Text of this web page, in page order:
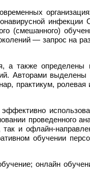
инфекции
(смешанного)
— запрос на
а также
Авторами
практикум, ролевая
проведенного
так и офлайн-
обучении
онлайн